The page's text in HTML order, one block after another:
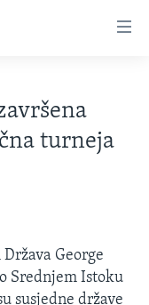
turneja
George
Srednjem Istoku
susjedne države